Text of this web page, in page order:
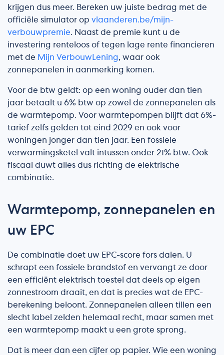
krijgen dus meer. Bereken uw juiste bedrag met de
officiële simulator op vlaanderen.be/mijn-
verbouwpremie. Naast de premie kunt u de
investering renteloos of tegen lage rente financieren
met de Mijn VerbouwLening, waar ook
zonnepanelen in aanmerking komen.
Voor de btw geldt: op een woning ouder dan tien
jaar betaalt u 6% btw op zowel de zonnepanelen als
de warmtepomp. Voor warmtepompen blijft dat 6%-
tarief zelfs gelden tot eind 2029 en ook voor
woningen jonger dan tien jaar. Een fossiele
verwarmingsketel valt intussen onder 21% btw. Ook
fiscaal duwt alles dus richting de elektrische
combinatie.
Warmtepomp, zonnepanelen en
uw EPC
De combinatie doet uw EPC-score fors dalen. U
schrapt een fossiele brandstof en vervangt ze door
een efficiënt elektrisch toestel dat deels op eigen
zonnestroom draait, en dat is precies wat de EPC-
berekening beloont. Zonnepanelen alleen tillen een
slecht label zelden helemaal recht, maar samen met
een warmtepomp maakt u een grote sprong.
Dat is meer dan een cijfer op papier. Wie een woning